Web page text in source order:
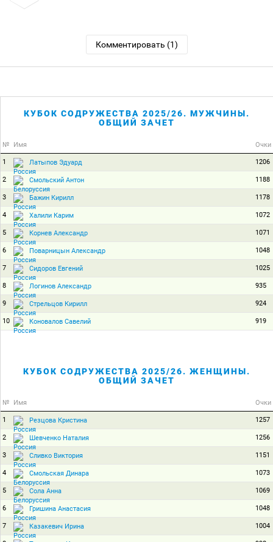
Комментировать (1)
КУБОК СОДРУЖЕСТВА 2025/26. МУЖЧИНЫ.
ОБЩИЙ ЗАЧЕТ
№ Имя Очки
1 Латыпов Эдуард 1206
2 Смольский Антон 1188
3 Бажин Кирилл 1178
4 Халили Карим 1072
5 Корнев Александр 1071
6 Поварницын Александр 1048
7 Сидоров Евгений 1025
8 Логинов Александр 935
9 Стрельцов Кирилл 924
10 Коновалов Савелий 919
КУБОК СОДРУЖЕСТВА 2025/26. ЖЕНЩИНЫ.
ОБЩИЙ ЗАЧЕТ
№ Имя Очки
1 Резцова Кристина 1257
2 Шевченко Наталия 1256
3 Сливко Виктория 1151
4 Смольская Динара 1073
5 Сола Анна 1069
6 Гришина Анастасия 1048
7 Казакевич Ирина 1004